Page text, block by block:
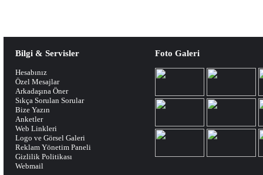
Bilgi & Servisler
Hesabınız
Özel Mesajlar
Arkadaşına Öner
Sıkça Sorulan Sorular
Bize Yazın
Anketler
Web Linkleri
Logo ve Görsel Galeri
Reklam Yönetim Paneli
Gizlilik Politikası
Webmail
Foto Galeri